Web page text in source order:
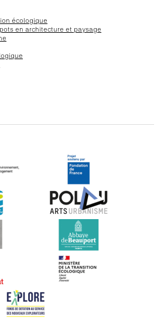
écologique
en architecture et paysage